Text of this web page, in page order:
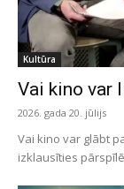
Kultūra
Vai kino var
2026. gada 20. jūlijs
Vai kino var glābt
izklausīties